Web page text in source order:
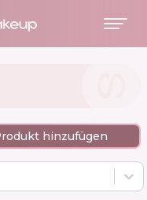
hinzufügen